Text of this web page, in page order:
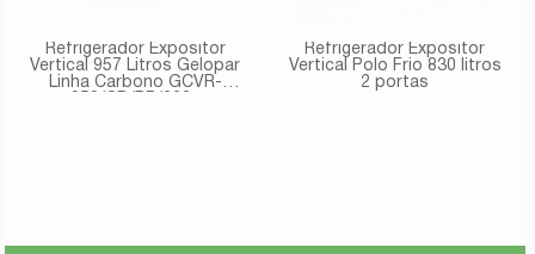
Refrigerador Expositor
Vertical 957 Litros Gelopar
Linha Carbono GCVR-
Refrigerador Expositor
Vertical Polo Frio 830 litros
2 portas